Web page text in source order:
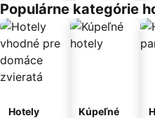
Populárne kategórie
Hotely
Kúpeľné